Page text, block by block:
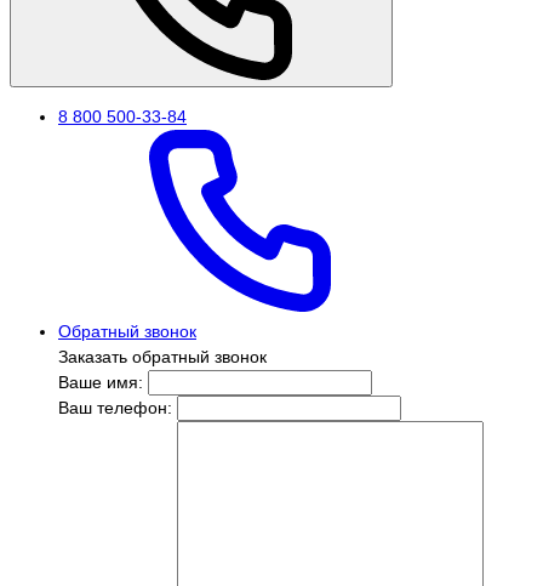
8 800 500-33-84
Обратный звонок
Заказать обратный звонок
Ваше имя:
Ваш телефон: